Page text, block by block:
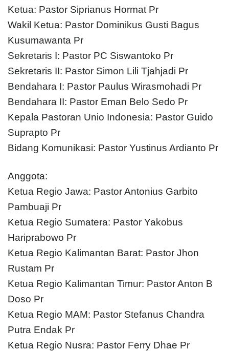
Ketua: Pastor Siprianus Hormat Pr
Wakil Ketua: Pastor Dominikus Gusti Bagus
Kusumawanta Pr
Sekretaris I: Pastor PC Siswantoko Pr
Sekretaris II: Pastor Simon Lili Tjahjadi Pr
Bendahara I: Pastor Paulus Wirasmohadi Pr
Bendahara II: Pastor Eman Belo Sedo Pr
Kepala Pastoran Unio Indonesia: Pastor Guido
Suprapto Pr
Bidang Komunikasi: Pastor Yustinus Ardianto Pr
Anggota:
Ketua Regio Jawa: Pastor Antonius Garbito
Pambuaji Pr
Ketua Regio Sumatera: Pastor Yakobus
Hariprabowo Pr
Ketua Regio Kalimantan Barat: Pastor Jhon
Rustam Pr
Ketua Regio Kalimantan Timur: Pastor Anton B
Doso Pr
Ketua Regio MAM: Pastor Stefanus Chandra
Putra Endak Pr
Ketua Regio Nusra: Pastor Ferry Dhae Pr